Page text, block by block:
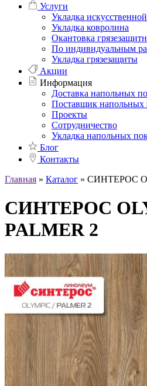
Услуги
Укладка
Укладка ковролина
Окантовка
По индивидуальным
Укладка грязезащиты
Акции
Информация
Доставка напольных
Поставщик
Проекты
Сотрудничество
Укладка напольных
Блог
Контакты
Главная » Каталог » СИНТЕРОС
СИНТЕРОС
PALMER 2